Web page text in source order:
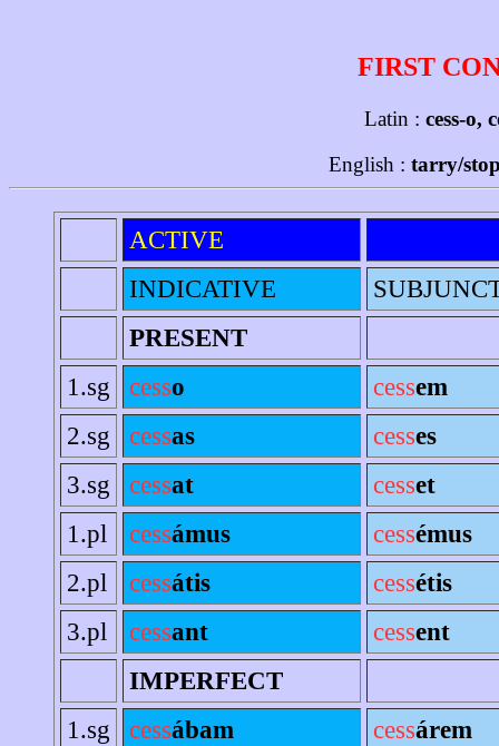
FIRST
Latin : cess-o,
English : tarry/
ACTIVE
INDICATIVE
PRESENT
1.sg
cesso cessem
2.sg
cessas cesses
3.sg
cessat cesset
1.pl
cessámus cessémus
2.pl
cessátis cessétis
3.pl
cessant cessent
IMPERFECT
1.sg
cessábam cessárem